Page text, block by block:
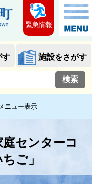
す 施設をさがす
ニュー表示
緊急情報
センターコ
ご」